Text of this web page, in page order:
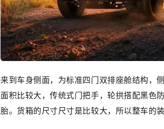
来到车身侧面，为标准四门双排座舱结构，
面积比较大，传统式门把手，轮拱搭配黑色
胎。货箱的尺寸尺寸是比较大，所以整车的